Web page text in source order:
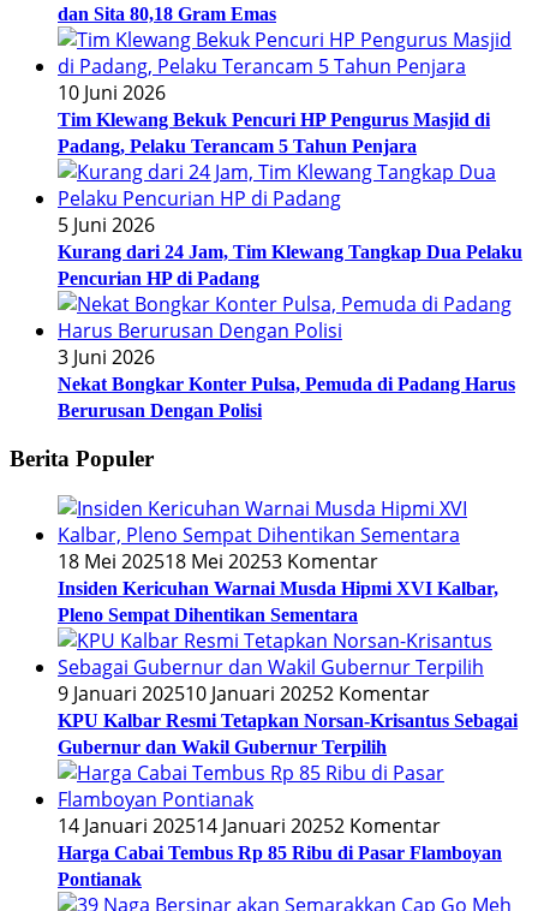
dan Sita 80,18 Gram Emas
10 Juni 2026
Tim Klewang Bekuk Pencuri HP Pengurus Masjid di
Padang, Pelaku Terancam 5 Tahun Penjara
5 Juni 2026
Kurang dari 24 Jam, Tim Klewang Tangkap Dua Pelaku
Pencurian HP di Padang
3 Juni 2026
Nekat Bongkar Konter Pulsa, Pemuda di Padang Harus
Berurusan Dengan Polisi
Berita Populer
18 Mei 202518 Mei 20253 Komentar
Insiden Kericuhan Warnai Musda Hipmi XVI Kalbar,
Pleno Sempat Dihentikan Sementara
9 Januari 202510 Januari 20252 Komentar
KPU Kalbar Resmi Tetapkan Norsan-Krisantus Sebagai
Gubernur dan Wakil Gubernur Terpilih
14 Januari 202514 Januari 20252 Komentar
Harga Cabai Tembus Rp 85 Ribu di Pasar Flamboyan
Pontianak